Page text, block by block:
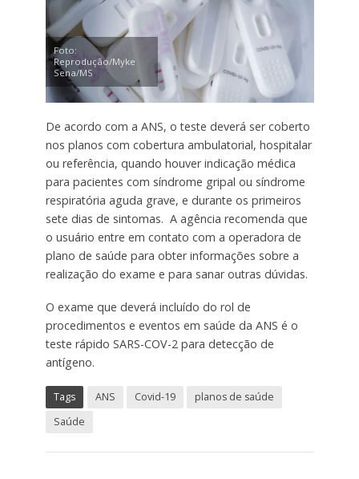
Foto:
Reprodução/Myke
Sena/MS
De acordo com a ANS, o teste deverá ser coberto
nos planos com cobertura ambulatorial, hospitalar
ou referência, quando houver indicação médica
para pacientes com síndrome gripal ou síndrome
respiratória aguda grave, e durante os primeiros
sete dias de sintomas. A agência recomenda que
o usuário entre em contato com a operadora de
plano de saúde para obter informações sobre a
realização do exame e para sanar outras dúvidas.
O exame que deverá incluído do rol de
procedimentos e eventos em saúde da ANS é o
teste rápido SARS-COV-2 para detecção de
antígeno.
Tags ANS Covid-19
planos de saúde
Saúde